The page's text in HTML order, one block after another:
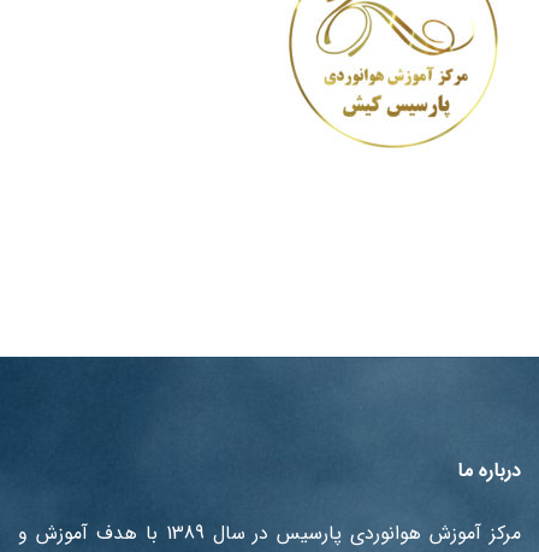
درباره ما
مرکز آموزش هوانوردی پارسیس در سال 1389 با هدف آموزش ‌و